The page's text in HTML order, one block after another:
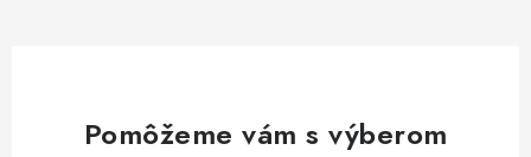
Pomôžeme vám s výberom